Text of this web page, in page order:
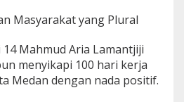
Masyarakat yang Plural
Mahmud Aria Lamantjiji
menyikapi 100 hari kerja
Medan dengan nada positif.